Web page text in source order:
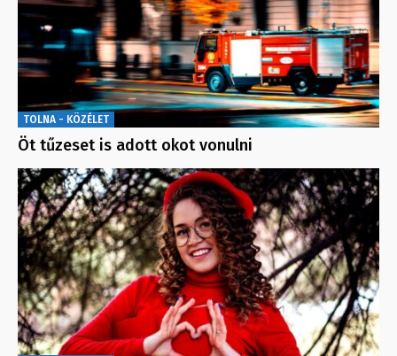
TOLNA - KÖZÉLET
Öt tűzeset is adott okot vonulni